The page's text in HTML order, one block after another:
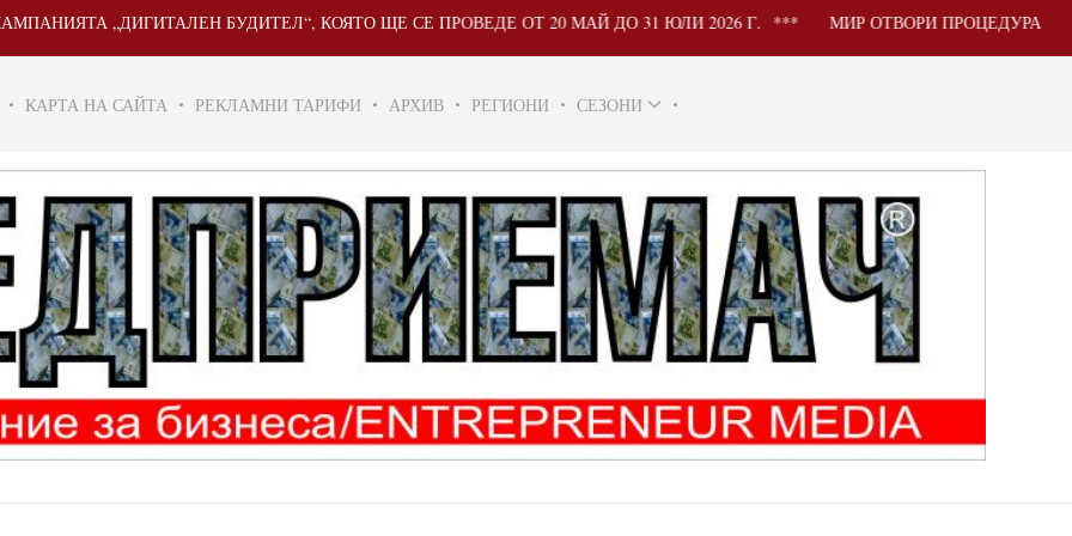
„ДИГИТАЛЕН БУДИТЕЛ“, КОЯТО ЩЕ СЕ ПРОВЕДЕ ОТ 20 МАЙ ДО 31 ЮЛИ 2026 Г. МИР ОТВОРИ ПРОЦЕДУРА ЗА
КАРТА НА САЙТА РЕКЛАМНИ ТАРИФИ АРХИВ РЕГИОНИ СЕЗОНИ